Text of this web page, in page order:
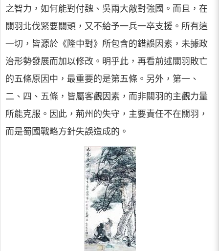
之智力，如何能對付魏、吳兩大敵對強國。而且，在
關羽北伐緊要關頭，又不給予一兵一卒支援。所有這
一切，皆源於《隆中對》所包含的錯誤因素，未據政
治形勢發展而加以修改。明乎此，再看前述關羽敗亡
的五條原因中，最重要的是第五條。另外，第一、
二、四、五條，皆屬客觀因素，而非關羽的主觀力量
所能克服。因此，荊州的失守，主要責任不在關羽，
而是蜀國戰略方針失誤造成的。